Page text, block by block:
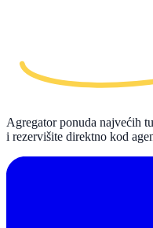
Agregator ponuda najvećih
i rezervišite direktno kod